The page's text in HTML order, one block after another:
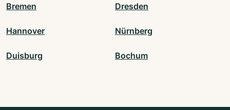
Bremen Dresden
Hannover Nürnberg
Duisburg Bochum